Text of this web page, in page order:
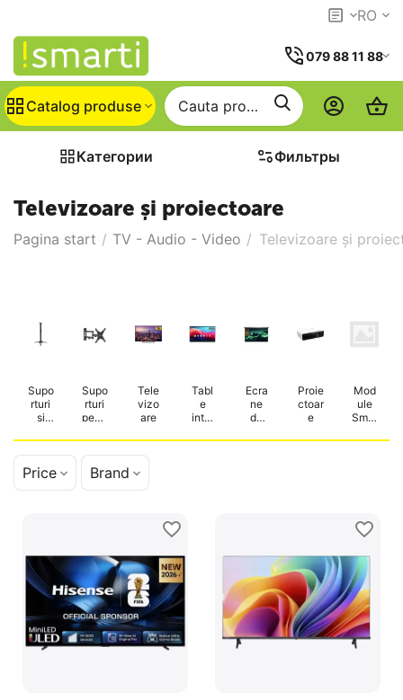
RO
079 88 11 88
Catalog produse
Категории Фильтры
Televizoare și proiectoare
Pagina start / TV - Audio - Video / Televizoare și
Supo
rturi
și
sorii
pentr
u
Supo
rturi
pentr
Tele
vizo
are
Tabl
e
inter
e
Ecra
ne
de
cție
Proie
ctoar
e
Mod
ule
Smar
Price Brand